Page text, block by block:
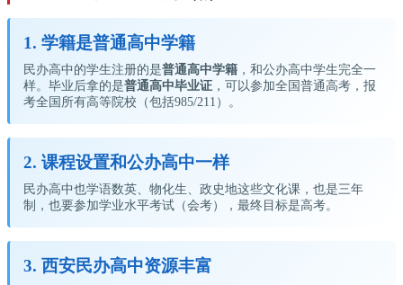
1. 学籍是普通高中学籍
民办高中的学生注册的是普通高中学籍 ，和公办高中学生完全一
样。毕业后拿的是普通高中毕业证 ，可以参加全国普通高考，报
考全国所有高等院校（包括985/211）。
2. 课程设置和公办高中一样
民办高中也学语数英、物化生、政史地这些文化课，也是三年
制，也要参加学业水平考试（会考），最终目标是高考。
3. 西安民办高中资源丰富